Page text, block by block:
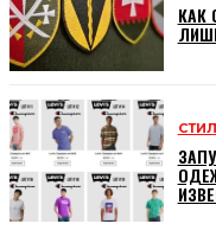
КАК